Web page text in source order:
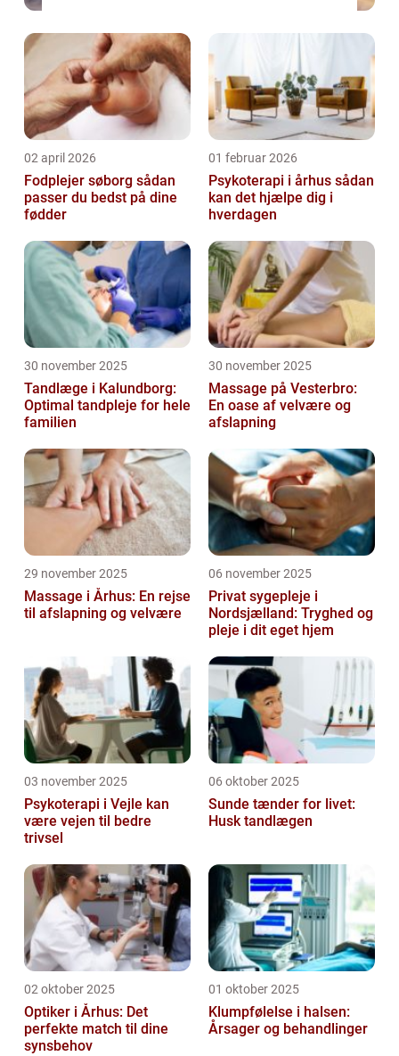
02 april 2026
Fodplejer søborg sådan
passer du bedst på dine
fødder
01 februar 2026
Psykoterapi i århus sådan
kan det hjælpe dig i
hverdagen
30 november 2025
Tandlæge i Kalundborg:
Optimal tandpleje for hele
familien
30 november 2025
Massage på Vesterbro:
En oase af velvære og
afslapning
29 november 2025
Massage i Århus: En rejse
til afslapning og velvære
06 november 2025
Privat sygepleje i
Nordsjælland: Tryghed og
pleje i dit eget hjem
03 november 2025
Psykoterapi i Vejle kan
være vejen til bedre
trivsel
06 oktober 2025
Sunde tænder for livet:
Husk tandlægen
02 oktober 2025
Optiker i Århus: Det
perfekte match til dine
synsbehov
01 oktober 2025
Klumpfølelse i halsen:
Årsager og behandlinger